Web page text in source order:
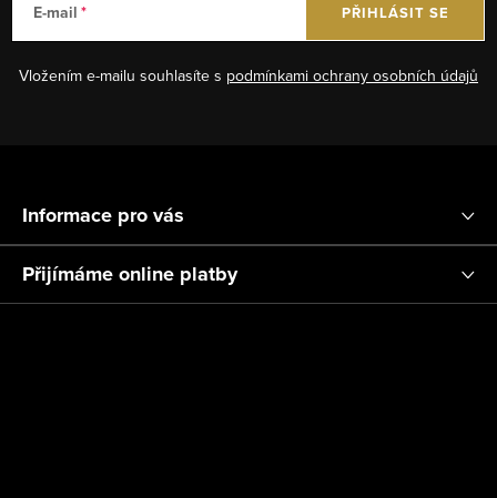
E-mail
Vložením e-mailu souhlasíte s podmínkami ochrany osobních údajů
PŘIHLÁSIT SE
p
t
Informace pro vás
Přijímáme online platby